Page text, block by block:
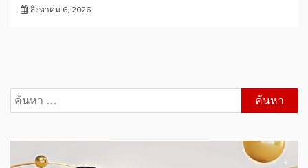
สิงหาคม 6, 2026
ค้นหา
สำหรับ: